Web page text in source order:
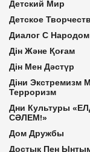
Детский Мир
Детское
Диалог С Народом
Дін Және Қоғам
Дін Мен Дәстүр
Діни Экстремизм
Терроризм
Дни Культуры
СӘЛЕМ!»
Дом Дружбы
Достық Пен